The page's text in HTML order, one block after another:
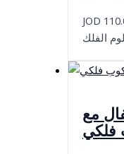
JOD
الفلك
مع
فلكي